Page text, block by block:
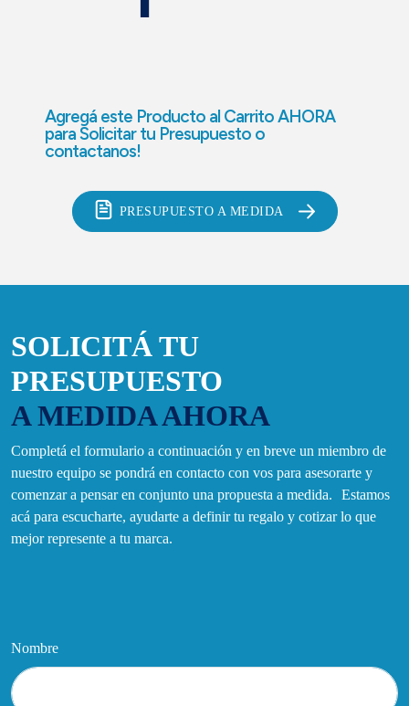
Agregá este Producto al Carrito AHORA
paraSolicitar tu Presupuesto o
contactanos!
PRESUPUESTO A MEDIDA
SOLICITÁ TU
PRESUPUESTO
A MEDIDA AHORA
Completá el formulario a continuación y en breve un miembro de
nuestro equipo se pondrá en contacto con vos para asesorarte y
comenzar a pensar en conjunto una propuesta a medida. Estamos
acá para escucharte, ayudarte a definir tu regalo y cotizar lo que
mejor represente a tu marca.
Nombre